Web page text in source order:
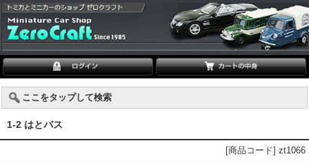
ここをタップして検索
1-2 はとバス
[商品コード] zt1066